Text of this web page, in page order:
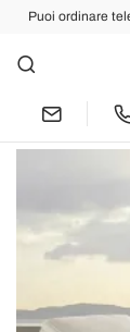
Puoi ordinare
Indietro